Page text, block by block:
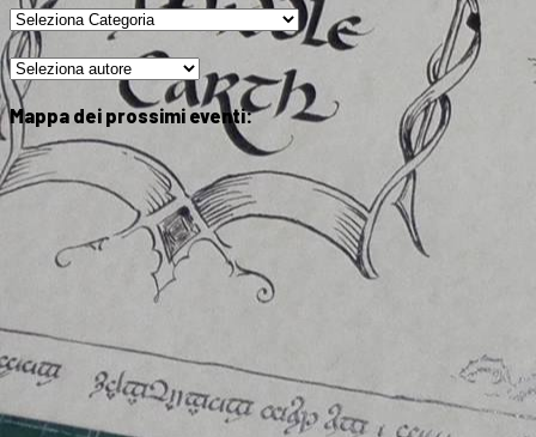
Mappa dei prossimi eventi: